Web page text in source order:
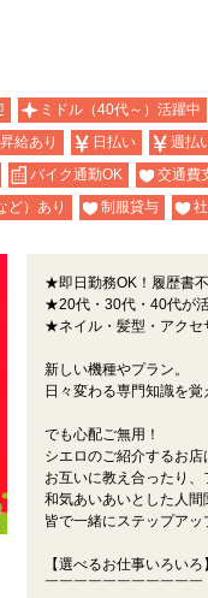
ミドル（40代～）活躍中
昇給あり 日払い 週払
バイク通勤OK 交通費
ど）あり 制服貸与
★即日勤務OK！履歴書
★20代・30代・40代が
★ネイル・髪型・アクセ
新しい機種やプラン。
日々変わる専門知識を覚
でも心配ご無用！
シエロのご紹介するお店
お互いに教え合ったり
和気あいあいとした人間
皆で一緒にステップアッ
【選べるお仕事いろいろ】
￣￣￣￣￣￣￣￣￣￣￣